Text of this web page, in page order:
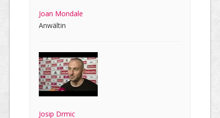
Joan Mondale
Anwältin
Josip Drmic